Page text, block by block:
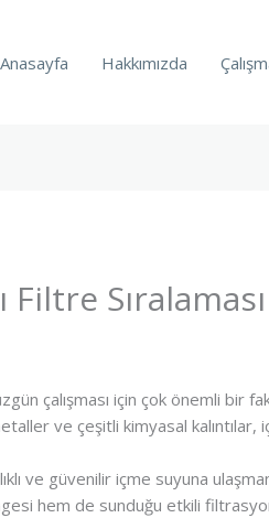
Anasayfa
Hakkımızda
Filtre
çalışması için çok önemli bir
ve çeşitli kimyasal
ve güvenilir içme suyuna
hem de sunduğu etkili